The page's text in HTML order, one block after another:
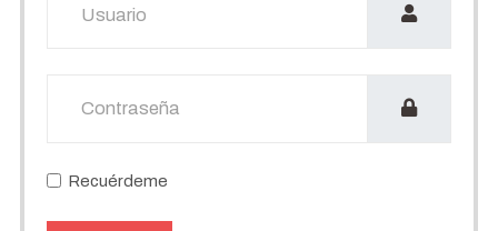
Recuérdeme